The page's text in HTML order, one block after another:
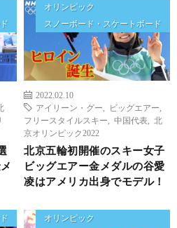
オリンピック
スノーボード・スケートボード
2022.02.10
アイリーン・グー
ビッグエアー
フリースタイルスキー
中国代表
北
京オリンピック2022
北京五輪初開催のスキー女子
ビッグエアー金メダルの谷愛
凌はアメリカ出身でモデル！
オリンピック